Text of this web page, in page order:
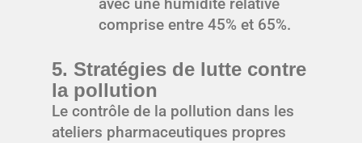
avec une humidité relative
comprise entre 45% et 65%.
5. Stratégies de lutte contre
la pollution
Le contrôle de la pollution dans les
ateliers pharmaceutiques propres